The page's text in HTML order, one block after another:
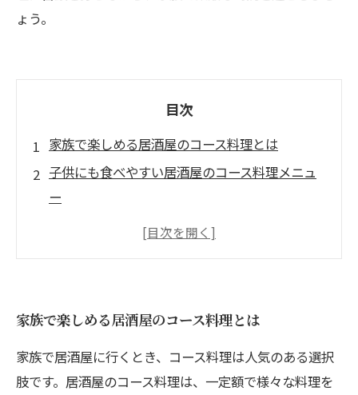
ょう。
目次
家族で楽しめる居酒屋のコース料理とは
子供にも食べやすい居酒屋のコース料理メニュ
ー
居酒屋でお子さんと一緒に食べられるおすすめ
家族でくつろげる居酒屋のコース料理セット
家族で楽しめる居酒屋のコース料理とは
家族で居酒屋に行くとき、コース料理は人気のある選択
肢です。居酒屋のコース料理は、一定額で様々な料理を